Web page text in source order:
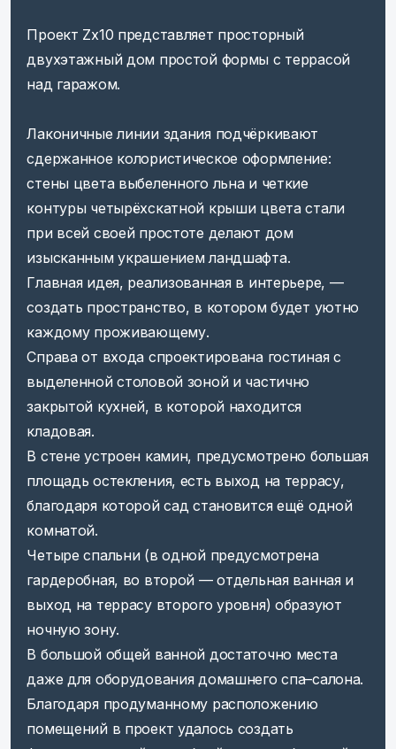
Проект Zx10 представляет просторный
двухэтажный дом простой формы с террасой
над гаражом.
Лаконичные линии здания подчёркивают
сдержанное колористическое оформление:
стены цвета выбеленного льна и четкие
контуры четырёхскатной крыши цвета стали
при всей своей простоте делают дом
изысканным украшением ландшафта.
Главная идея, реализованная в интерьере, —
создать пространство, в котором будет уютно
каждому проживающему.
Справа от входа спроектирована гостиная с
выделенной столовой зоной и частично
закрытой кухней, в которой находится
кладовая.
В стене устроен камин, предусмотрено большая
площадь остекления, есть выход на террасу,
благодаря которой сад становится ещё одной
комнатой.
Четыре спальни (в одной предусмотрена
гардеробная, во второй — отдельная ванная и
выход на террасу второго уровня) образуют
ночную зону.
В большой общей ванной достаточно места
даже для оборудования домашнего спа–салона.
Благодаря продуманному расположению
помещений в проект удалось создать